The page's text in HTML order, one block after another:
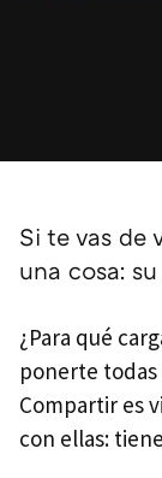
Si te vas de
una cosa:
¿Para qué
ponerte todas
Compartir es
con ellas: